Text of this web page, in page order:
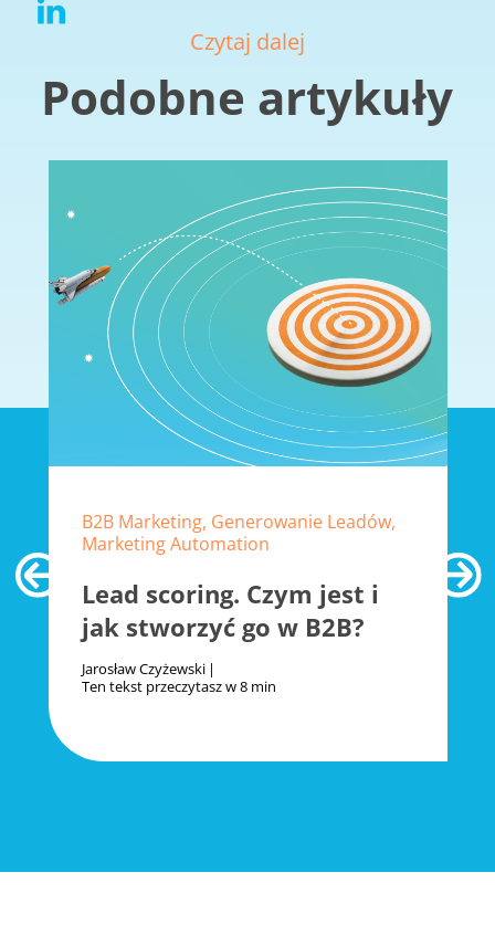
Czytaj dalej
Podobne artykuły
B2B Marketing, Generowanie Leadów,
Marketing Automation
Lead scoring. Czym jest i
jak stworzyć go w B2B?
Jarosław Czyżewski
Ten tekst przeczytasz w8 min